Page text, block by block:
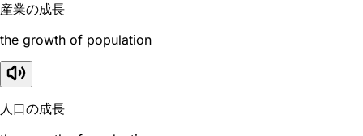
産業の成長
the growth of population
人口の成長